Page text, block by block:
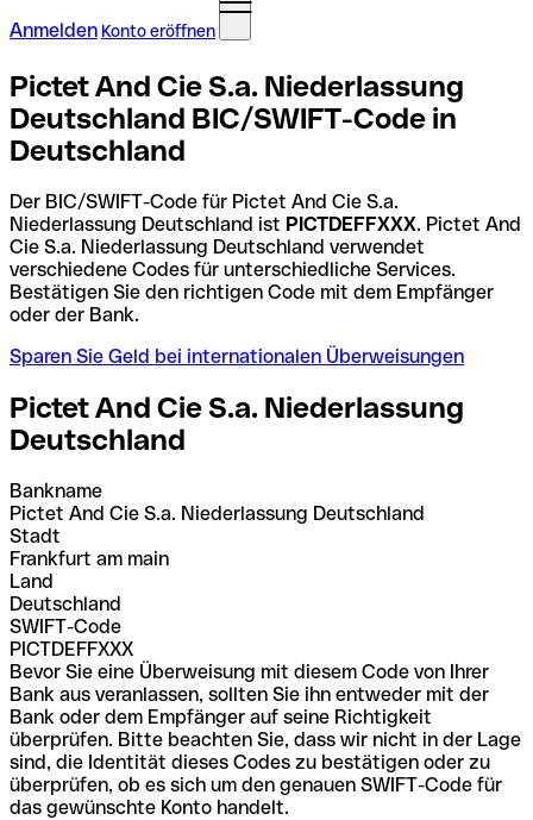
Anmelden Konto eröffnen
Pictet And Cie S.a. Niederlassung
Deutschland BIC/SWIFT-Code in
Deutschland
Der BIC/SWIFT-Code für Pictet And Cie S.a.
Niederlassung Deutschland ist PICTDEFFXXX. Pictet And
Cie S.a. Niederlassung Deutschland verwendet
verschiedene Codes für unterschiedliche Services.
Bestätigen Sie den richtigen Code mit dem Empfänger
oder der Bank.
Sparen Sie Geld bei internationalen Überweisungen
Pictet And Cie S.a. Niederlassung
Deutschland
Bankname
Pictet And Cie S.a. Niederlassung Deutschland
Stadt
Frankfurt am main
Land
Deutschland
SWIFT-Code
PICTDEFFXXX
Bevor Sie eine Überweisung mit diesem Code von Ihrer
Bank aus veranlassen, sollten Sie ihn entweder mit der
Bank oder dem Empfänger auf seine Richtigkeit
überprüfen. Bitte beachten Sie, dass wir nicht in der Lage
sind, die Identität dieses Codes zu bestätigen oder zu
überprüfen, ob es sich um den genauen SWIFT-Code für
das gewünschte Konto handelt.